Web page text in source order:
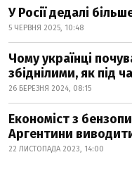
У Росії дедалі
5 ЧЕРВНЯ 2025, 10:48
Чому українці
збіднілими, як під
26 БЕРЕЗНЯ 2024, 08:15
Економіст з
Аргентини
22 ЛИСТОПАДА 2023, 14:00